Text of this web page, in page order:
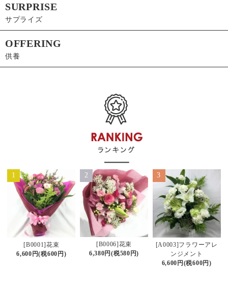
SURPRISE
サプライズ
OFFERING
供養
1
[B0001]花束
6,600円(税600円)
2
[B0006]花束
6,380円(税580円)
3
[A0003]フラワーアレ
ンジメント
6,600円(税600円)